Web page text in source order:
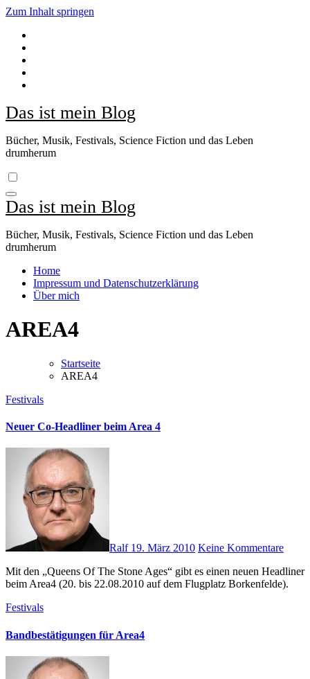
Zum Inhalt springen
Das ist mein Blog
Bücher, Musik, Festivals, Science Fiction und das Leben
drumherum
Das ist mein Blog
Bücher, Musik, Festivals, Science Fiction und das Leben
drumherum
Home
Impressum und Datenschutzerklärung
Über mich
AREA4
Startseite
AREA4
Festivals
Neuer Co-Headliner beim Area 4
Ralf 19. März 2010 Keine Kommentare
Mit den „Queens Of The Stone Ages“ gibt es einen neuen Headliner
beim Area4 (20. bis 22.08.2010 auf dem Flugplatz Borkenfelde).
Festivals
Bandbestätigungen für Area4